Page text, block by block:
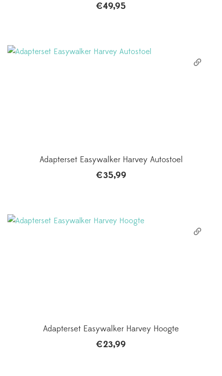
€49,95
Adapterset Easywalker Harvey Autostoel
€35,99
Adapterset Easywalker Harvey Hoogte
€23,99